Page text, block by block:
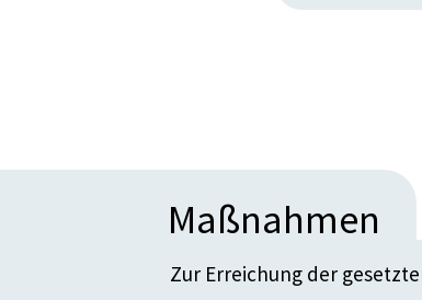
Maßnahmen
Zur Erreichung der